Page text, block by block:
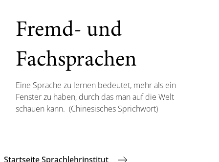
Fremd- und
Fachsprachen
Eine Sprache zu lernen bedeutet, mehr als ein
Fenster zu haben, durch das man auf die Welt
schauen kann. (Chinesisches Sprichwort)
Startseite Sprachlehrinstitut